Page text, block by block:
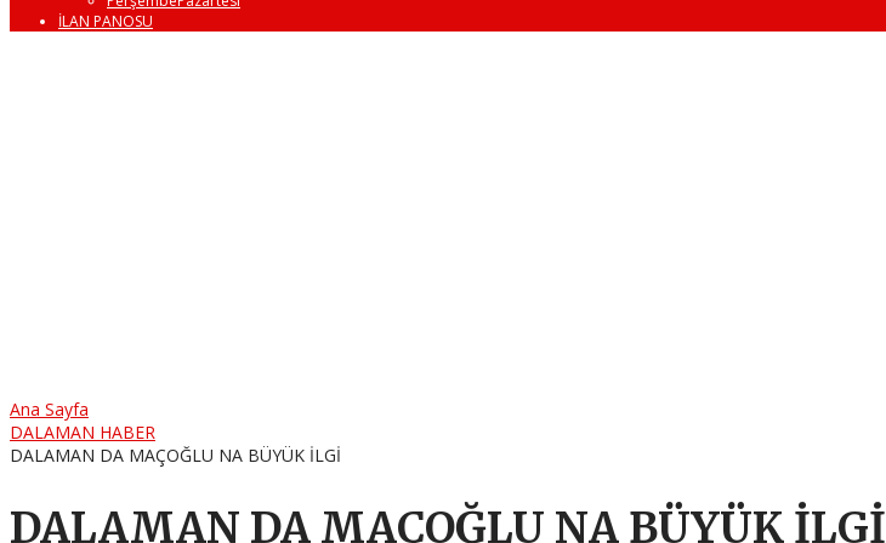
İLAN PANOSU
Ana Sayfa
DALAMAN HABER
DALAMAN DA MAÇOĞLU NA BÜYÜK İLGİ
DALAMAN DA MAÇOĞLU NA BÜYÜK İLGİ